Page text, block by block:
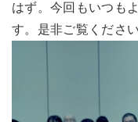
はず。今回もいつも
す。是非ご覧くださ